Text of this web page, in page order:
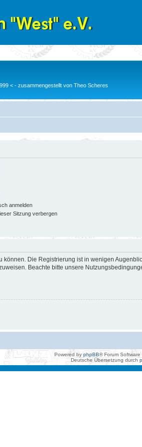
< - zusammengestellt von Theo Scheres
anmelden
Sitzung verbergen
Die Registrierung ist in wenigen
Beachte bitte unsere
Powered by phpBB® Forum
Deutsche Übersetzung durch